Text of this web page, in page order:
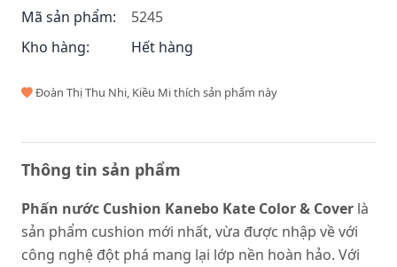
Mã sản phẩm:
5245
Kho hàng:
Hết hàng
Đoàn Thị Thu Nhi, Kiều Mi thích sản phẩm này
Thông tin sản phẩm
Phấn nước Cushion Kanebo Kate Color & Cover là
sản phẩm cushion mới nhất, vừa được nhập về với
công nghệ đột phá mang lại lớp nền hoàn hảo. Với